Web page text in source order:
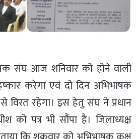
संघ आज शनिवार को होने वाली
करेगा एवं दो दिन अभिभाषक
विरत रहेगा। इस हेतु संघ ने प्रधान
को पत्र भी सौंपा है। जिलाध्यक्ष